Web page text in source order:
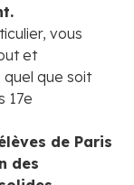
vous
et
que soit
17e
de Paris
des